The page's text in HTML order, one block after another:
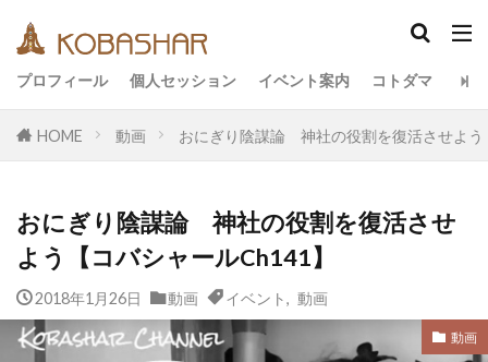
プロフィール 個人セッション イベント案内 コトダマ
HOME 動画 おにぎり陰謀論 神社の役割を復活させよう
おにぎり陰謀論 神社の役割を復活させ
よう【コバシャールCh141】
2018年1月26日 動画 イベント 動画
動画
カテゴリー
アーティスト
イベント イヤシロチ
エコ
オフグリッド
キールタン
バシャール・宇宙の法則
ヘナ
ヨガ
リトリート
ヴィーガン